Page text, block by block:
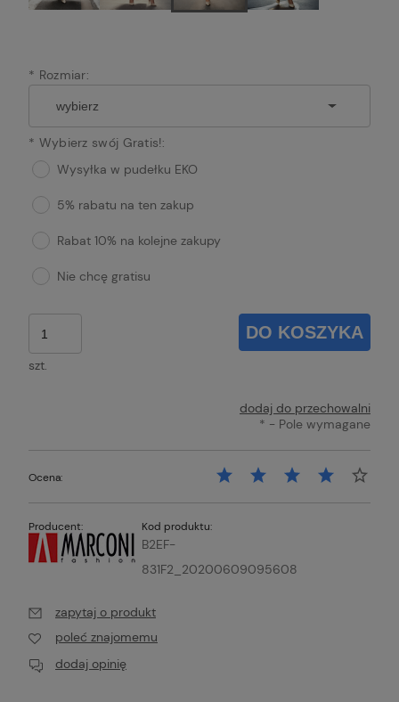
* Rozmiar:
* Wybierz swój Gratis!:
Wysyłka w pudełku EKO
5% rabatu na ten zakup
Rabat 10% na kolejne zakupy
Nie chcę gratisu
szt.
DO KOSZYKA
dodaj do przechowalni
* - Pole wymagane
Ocena:
Producent: Kod produktu:
B2EF-
831F2_20200609095608
zapytaj o produkt
poleć znajomemu
dodaj opinię